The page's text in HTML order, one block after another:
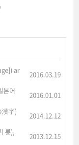
ar
2016.03.19
본어
2016.01.01
漢字)
2014.12.12
륜),
2013.12.15